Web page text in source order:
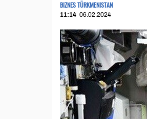
BIZNES TÜRKMENISTAN
11:14 06.02.2024